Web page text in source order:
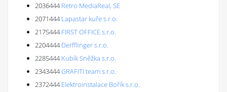
2036444 Retro MediaReal, SE
2071444 Lapastar kuře s.r.o.
2175444 FIRST OFFICE s.r.o.
2204444 Derfflinger s.r.o.
2285444 Kubík Sněžka s.r.o.
2343444GRAFITI team s.r.o.
2372444 Elektroinstalace Bořík s.r.o.